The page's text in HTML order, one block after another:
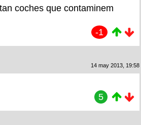
coches que contaminem
-1
14 may 2013, 19:58
5